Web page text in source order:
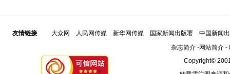
友情链接 大众网 人民网传媒 新华网传媒 国家新闻出版署
中国新闻
杂志简介-网站简介-
Copyright©